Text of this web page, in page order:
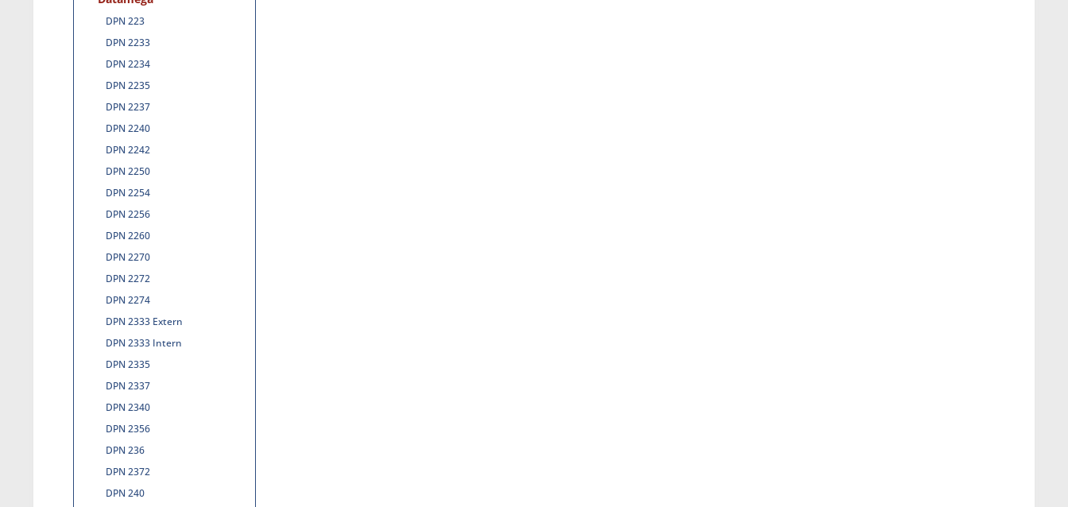
DPN 223
DPN 2233
DPN 2234
DPN 2235
DPN 2237
DPN 2240
DPN 2242
DPN 2250
DPN 2254
DPN 2256
DPN 2260
DPN 2270
DPN 2272
DPN 2274
DPN 2333 Extern
DPN 2333 Intern
DPN 2335
DPN 2337
DPN 2340
DPN 2356
DPN 236
DPN 2372
DPN 240